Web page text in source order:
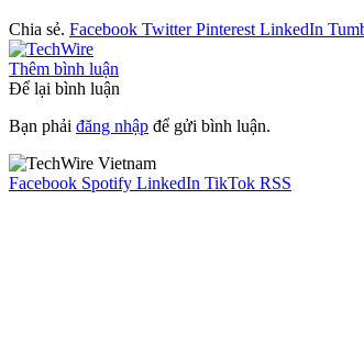
Chia sẻ. Facebook Twitter Pinterest LinkedIn
Thêm bình luận
Để lại bình luận
Bạn phải đăng nhập để gửi bình luận.
Facebook Spotify LinkedIn TikTok RSS